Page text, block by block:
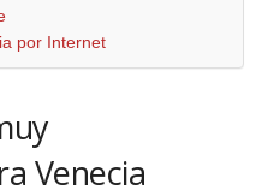
por Internet
Venecia